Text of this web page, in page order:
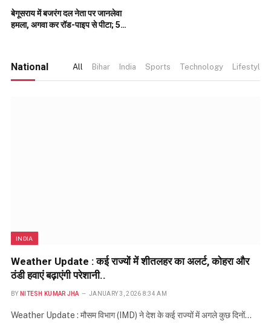
बेगूसराय में बजरंग दल नेता पर जानलेवा
हमला, अगवा कर रॉड-पाइप से पीटा; 5
National All Bihar India Sports Technology Lifestyle
INDIA
Weather Update : कई राज्यों में शीतलहर का अलर्ट, कोहरा और
ठंडी हवाएं बढ़ाएंगी परेशानी..
BY NITESH KUMAR JHA JANUARY 3, 2026 8:34 AM
Weather Update : मौसम विभाग (IMD) ने देश के कई राज्यों में अगले कुछ दिनों…